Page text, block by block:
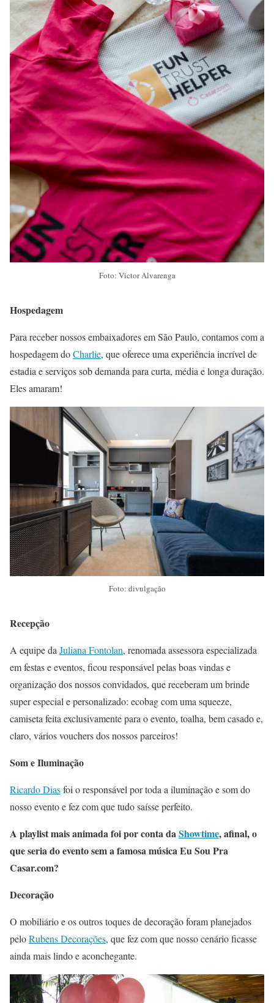
Foto: Victor Alvarenga
Hospedagem
Para receber nossos embaixadores em São Paulo, contamos com a
hospedagem doCharlie, que oferece uma experiência incrível de
estadia e serviços sob demanda para curta, média e longa duração.
Eles amaram!
Foto: divulgação
Recepção
A equipe daJuliana Fontolan, renomada assessora especializada
em festas e eventos, ficou responsável pelas boas vindas e
organização dos nossos convidados, que receberam um brinde
super especial e personalizado: ecobag com uma squeeze,
camiseta feita exclusivamente para o evento, toalha, bem casado e,
claro, vários vouchers dos nossos parceiros!
Som e Iluminação
Ricardo Diasfoi o responsável por toda a iluminação e som do
nosso evento e fez com que tudo saísse perfeito.
A playlist mais animada foi por conta daShowtime, afinal, o
que seria do evento sem a famosa música Eu Sou Pra
Casar.com?
Decoração
O mobiliário e os outros toques de decoração foram planejados
peloRubens Decorações, que fez com que nosso cenário ficasse
ainda mais lindo e aconchegante.